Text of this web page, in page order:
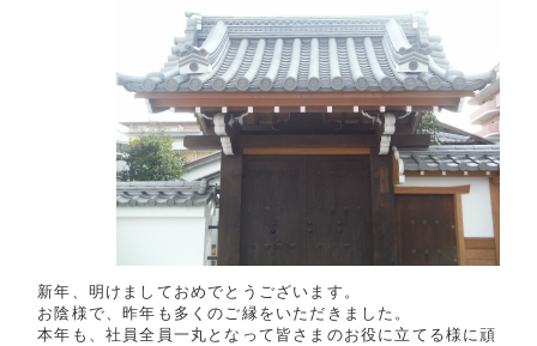
新年、明けましておめでとうございます。
お陰様で、昨年も多くのご縁をいただきました。
本年も、社員全員一丸となって皆さまのお役に立てる様に頑